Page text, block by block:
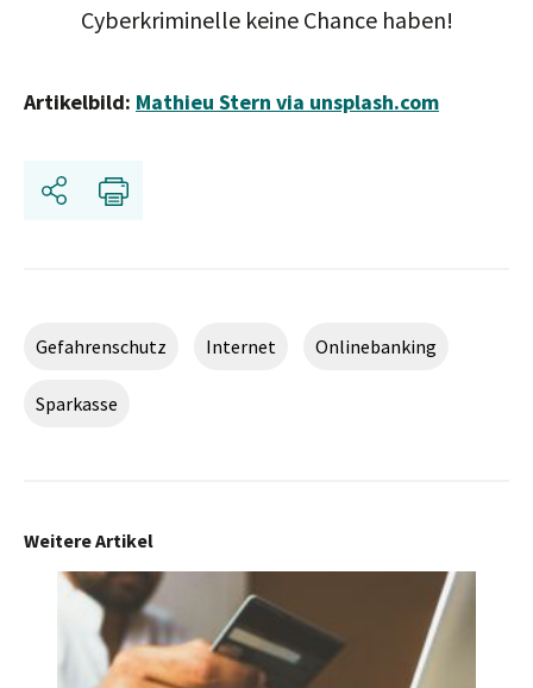
Cyberkriminelle keine Chance haben!
Artikelbild: Mathieu Stern via unsplash.com
Share
Gefahrenschutz Internet Onlinebanking
Sparkasse
Weitere Artikel